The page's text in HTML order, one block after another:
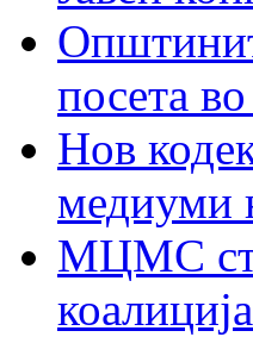
посета
Нов
медиуми
МЦМС